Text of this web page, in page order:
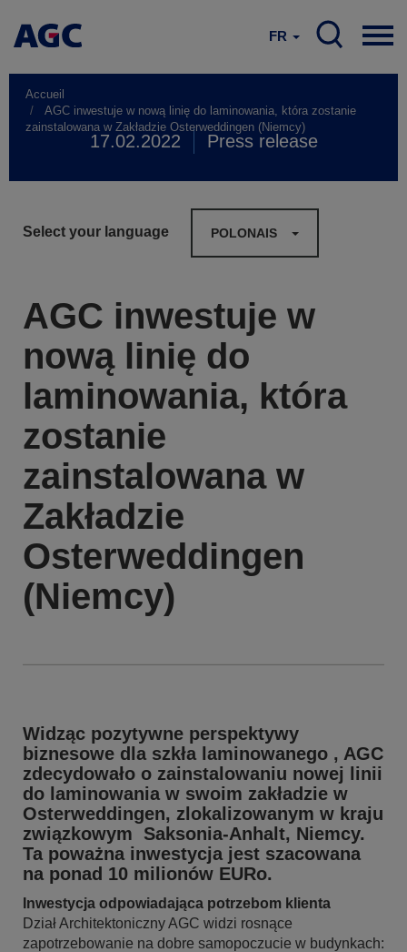
FR
Accueil
AGC inwestuje w nową linię do laminowania, która zostanie
zainstalowana w Zakładzie Osterweddingen (Niemcy)
17.02.2022 Press release
Select your language POLONAIS
AGC inwestuje w
nową linię do
laminowania, która
zostanie
zainstalowana w
Zakładzie
Osterweddingen
(Niemcy)
Widząc pozytywne perspektywy
biznesowe dla szkła laminowanego , AGC
zdecydowało o zainstalowaniu nowej linii
do laminowania w swoim zakładzie w
Osterweddingen, zlokalizowanym w kraju
związkowym Saksonia-Anhalt, Niemcy.
Ta poważna inwestycja jest szacowana
na ponad 10 milionów EURo.
Inwestycja odpowiadająca potrzebom klienta
Dział Architektoniczny AGC widzi rosnące
zapotrzebowanie na dobre samopoczucie w budynkach: